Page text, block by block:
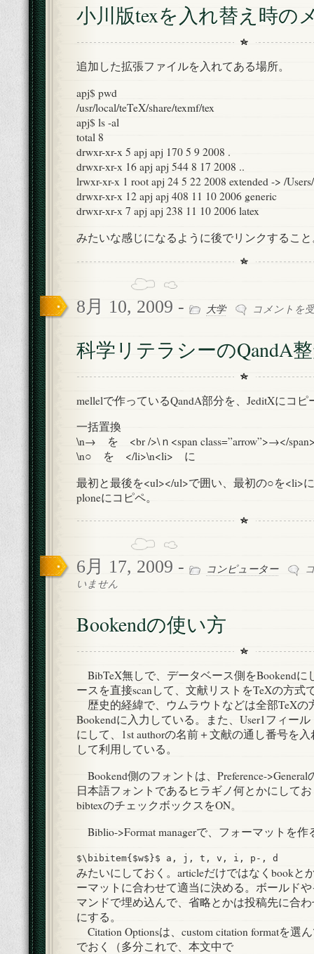
を
れ
小川版texを入れ替え時の
追加した拡張ファイルを入れてある場所。
apj$ pwd
/usr/local/teTeX/share/texmf/tex
apj$ ls -al
total 8
drwxr-xr-x 5 apj apj 170 5 9 2008 .
drwxr-xr-x 16 apj apj 544 8 17 2008 ..
lrwxr-xr-x 1 root apj 24 5 22 2008 extended -> /
drwxr-xr-x 12 apj apj 408 11 10 2006 generic
drwxr-xr-x 7 apj apj 238 11 10 2006 latex
みたいな感じになるように後でリンクするこ
8月 10, 2009 - 大学
科
テ
シ
の
形
は
コメントを
科学リテラシーのQandA
mellelで作っているQandA部分を、JeditXにコピ
一括置換
\n→ を <br />\ｎ<span class=”arrow”>→</
\n○ を </li>\n<li> に
最初と最後を<ul></ul>で囲い、最初の○を<li>
ploneにコピペ。
6月 17, 2009 - コンピューター
いません
Bookendの使い方
BibTeX無しで、データベース側をBookendに
ースを直接scanして、文献リストをTeXの方式
歴史的経緯で、ウムラウトなどは全部TeXの
Bookendに入力している。また、User1フィー
にして、1st authorの名前＋文献の通し番号を
して利用している。
Bookend側のフォントは、Preference->General
日本語フォントであるヒラギノ何とかにしてお
bibtexのチェックボックスをON。
Biblio->Format managerで、フォーマットを
$\bibitem{$w$}$ a, j, t, v, i, p-, d
みたいにしておく。articleだけではなくbookと
ーマットに合わせて適当に決める。ボールド
マンドで埋め込んで、省略とかは投稿先に合
にする。
Citation Optionsは、custom citation formatを選
でおく（多分これで、本文中で